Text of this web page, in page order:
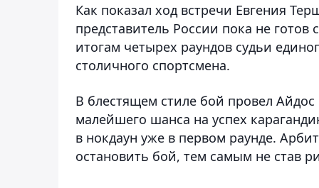
Как показал ход встречи Евгения
представитель России пока не
итогам четырех раундов судьи
столичного спортсмена.
В блестящем стиле бой провел
малейшего шанса на успех
в нокдаун уже в первом раунде.
остановить бой, тем самым не став